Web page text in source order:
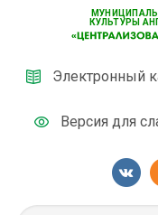
КУЛЬТУРЫ
Электронный
Версия для